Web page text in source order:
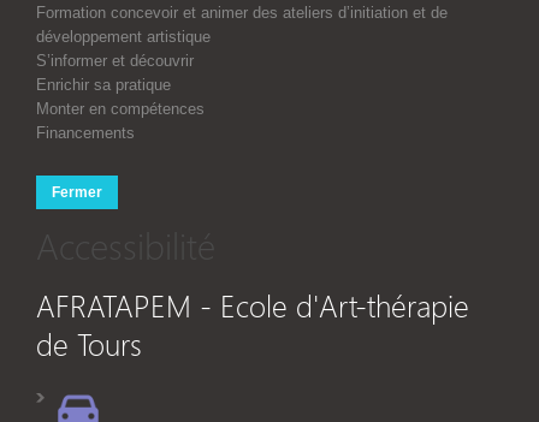
Formation concevoir et animer des ateliers d’initiation et de
développement artistique
S’informer et découvrir
Enrichir sa pratique
Monter en compétences
Financements
Fermer
Accessibilité
AFRATAPEM - Ecole d'Art-thérapie
de Tours